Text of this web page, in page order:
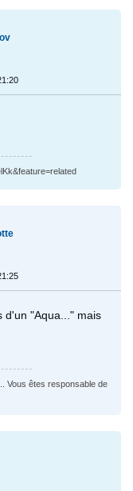
d'un "Aqua..." mais
Vous êtes responsable de